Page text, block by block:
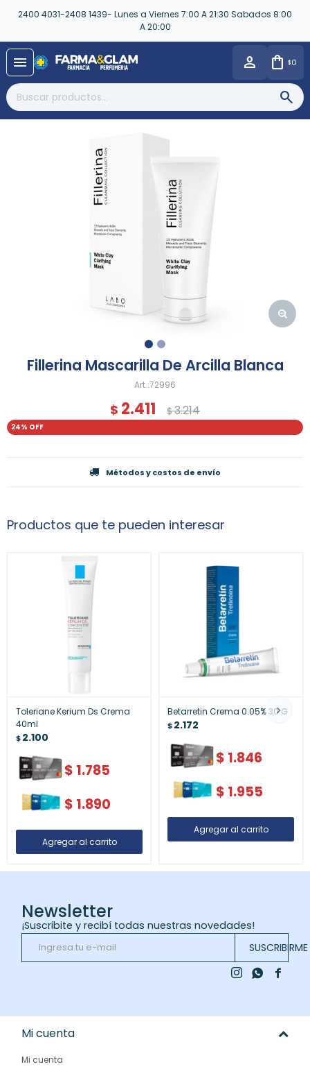
2400 4031-2408 1439- Lunes a Viernes 7:00 A 21:30 Sabados 8:00
A 20:00
menu $0
Fillerina Mascarilla De Arcilla Blanca
72996
$ 2.411 $3.214
24
Métodos y costos de envío
Productos que te pueden interesar
Toleriane Kerium Ds Crema
40ml
$2.100
$ 1.785
$ 1.890
Betarretin Crema 0.05% 30 G
$2.172
$ 1.846
$ 1.955
Newsletter
¡Suscribite y recibí todas nuestras novedades!
SUSCRIBIRME

 
Mi cuenta
Mi cuenta